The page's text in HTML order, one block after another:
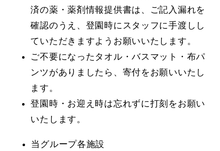
済の薬・薬剤情報提供書は、ご記入漏れを
確認のうえ、登園時にスタッフに手渡しし
ていただきますようお願いいたします。
ご不要になったタオル・バスマット・布パ
ンツがありましたら、寄付をお願いいたし
ます。
登園時・お迎え時は忘れずに打刻をお願い
いたします。
当グループ各施設